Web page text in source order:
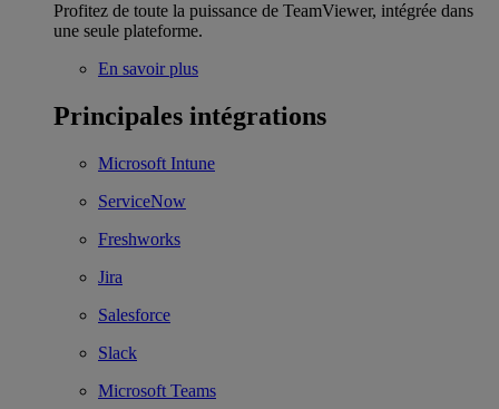
Profitez de toute la puissance de TeamViewer, intégrée dans
une seule plateforme.
En savoir plus
Principales intégrations
Microsoft Intune
ServiceNow
Freshworks
Jira
Salesforce
Slack
Microsoft Teams